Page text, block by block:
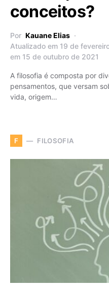
conceitos?
Por Kauane Elias
Atualizado em 19 de
em 15 de outubro de 2021
A filosofia é composta por
pensamentos, que versam
vida, origem…
F FILOSOFIA